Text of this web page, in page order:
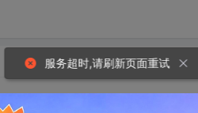
服务超时,请刷新页面重试